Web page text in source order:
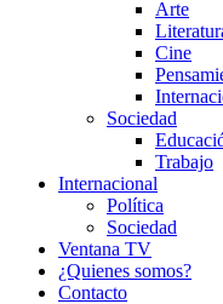
Arte
Cine
Sociedad
Trabajo
Internacional
Política
Sociedad
Ventana TV
¿Quienes somos?
Contacto